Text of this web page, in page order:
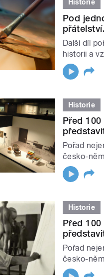
Historie
Pod
Další díl
historii a
Historie
Před
Pořad
česko-
Historie
Před
Pořad
česko-